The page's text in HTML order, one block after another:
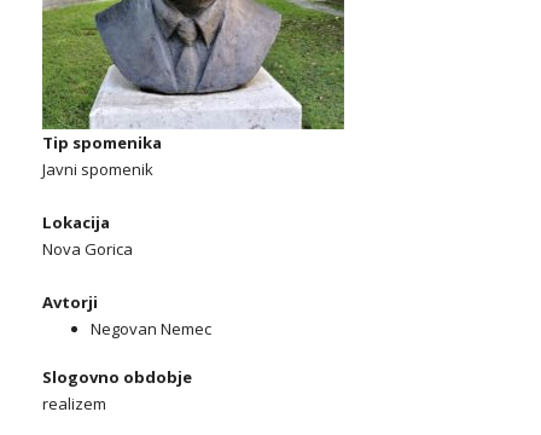
Tip spomenika
Javni spomenik
Lokacija
Nova Gorica
Avtorji
Negovan Nemec
Slogovno obdobje
realizem